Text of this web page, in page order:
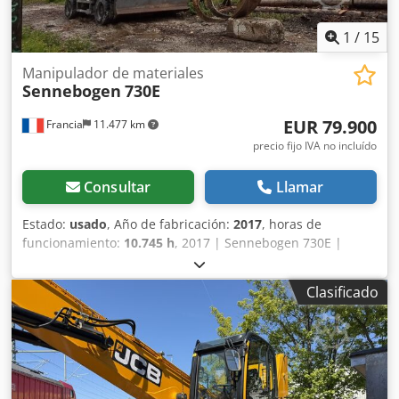
1 / 15
Francia 11.477 km
Manipulador de materiales
Sennebogen 730E
EUR 79.900
precio fijo IVA no incluído
Consultar Llamar
Estado: usado, Año de fabricación: 2017, horas de
funcionamiento: 10.745 h, 2017 | Sennebogen 730E |
Manipuladora de materiales usada | 10.745 horas 📍
Ubicación: Francia 🚛 Entrega disponible a su destino –
Utilice nuestra calculadora de envíos para estimar los
costes de transporte. 💰 Cómprala ahora por EUR 79.900 o
haz una oferta. Pago a la entrega disponible por una tarifa
asequible (sujeto a aprobación)* 👷‍♂️ Inspeccionada por un
perito independiente 17 puntos de inspección: 13
aprobados ✅ 4 imperfectos ℹ️ 0 defectos graves ⚠️ 📌
Clasificado